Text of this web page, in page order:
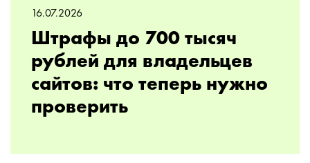
16.07.2026
Штрафы до 700 тысяч
рублей для владельцев
сайтов: что теперь нужно
проверить